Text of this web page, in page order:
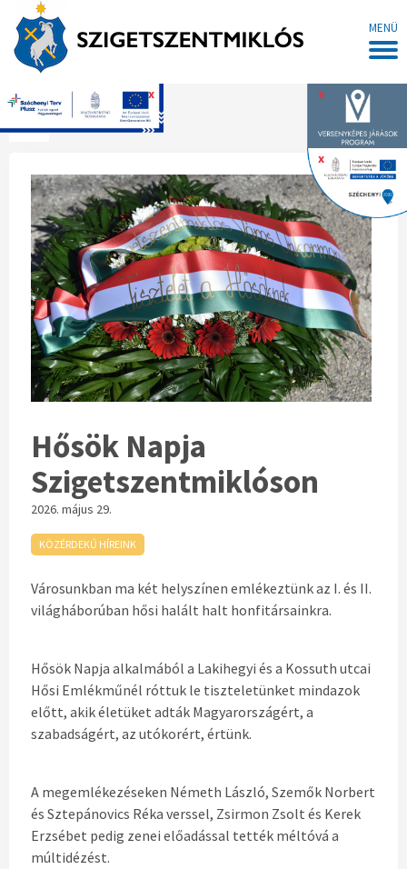
MENÜ
x
x
x
Főoldal
Hősök Napja
Szigetszentmiklóson
2026. május 29.
KÖZÉRDEKŰ HÍREINK
Városunkban ma két helyszínen emlékeztünk az I. és II.
világháborúban hősi halált halt honfitársainkra.
Hősök Napja alkalmából a Lakihegyi és a Kossuth utcai
Hősi Emlékműnél róttuk le tiszteletünket mindazok
előtt, akik életüket adták Magyarországért, a
szabadságért, az utókorért, értünk.
A megemlékezéseken Németh László, Szemők Norbert
és Sztepánovics Réka verssel, Zsirmon Zsolt és Kerek
Erzsébet pedig zenei előadással tették méltóvá a
múltidézést.